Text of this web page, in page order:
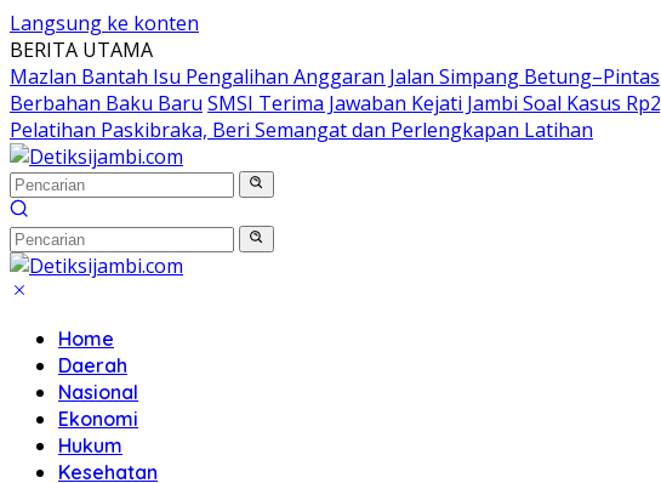
Langsung ke konten
BERITA UTAMA
Mazlan Bantah Isu Pengalihan Anggaran Jalan Simpang Betung–Pintas
Berbahan Baku Baru SMSI Terima Jawaban Kejati Jambi Soal Kasus
Pelatihan Paskibraka, Beri Semangat dan Perlengkapan Latihan
Home
Daerah
Nasional
Ekonomi
Hukum
Kesehatan